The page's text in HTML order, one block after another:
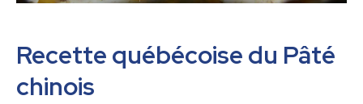
Recette québécoise du Pâté
chinois